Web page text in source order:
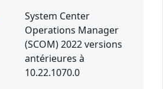
System Center
Operations Manager
(SCOM) 2022 versions
antérieures à
10.22.1070.0